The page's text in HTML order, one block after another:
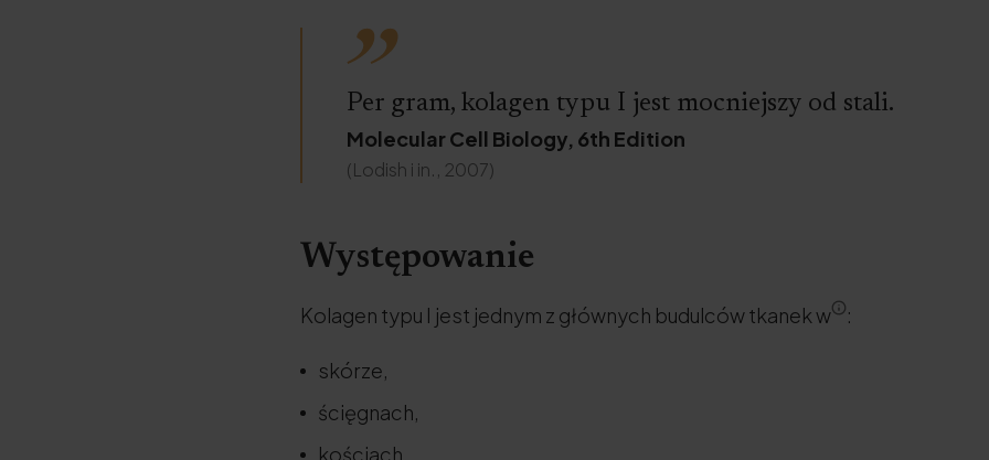
Per gram, kolagen typu I jest mocniejszy od stali.
Molecular Cell Biology, 6th Edition
(Lodish i in., 2007)
Występowanie
Kolagen typu I jest jednym z głównych budulców tkanek w :
skórze,
ścięgnach,
kościach,